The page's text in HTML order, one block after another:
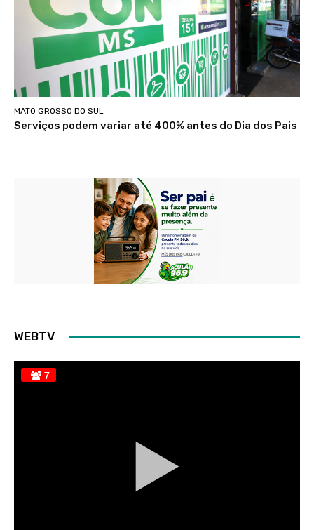
MATO GROSSO DO SUL
Serviços podem variar até 400% antes do Dia dos Pais
WEBTV